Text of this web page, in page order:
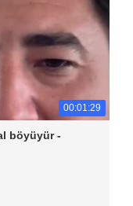
00:01:29
böyüyür -